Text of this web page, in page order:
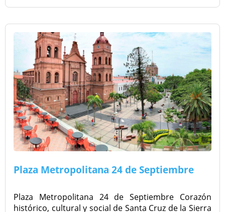
Plaza Metropolitana 24 de Septiembre
Plaza Metropolitana 24 de Septiembre Corazón
histórico, cultural y social de Santa Cruz de la Sierra